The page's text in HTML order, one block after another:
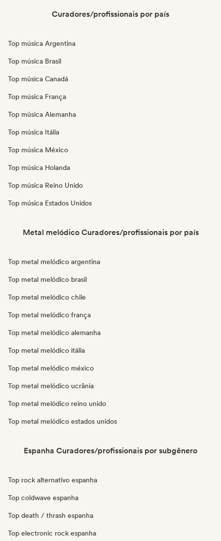
Curadores/profissionais por país
Top música Argentina
Top música Brasil
Top música Canadá
Top música França
Top música Alemanha
Top música Itália
Top música México
Top música Holanda
Top música Reino Unido
Top música Estados Unidos
Metal melódico Curadores/profissionais por país
Top metal melódico argentina
Top metal melódico brasil
Top metal melódico chile
Top metal melódico frança
Top metal melódico alemanha
Top metal melódico itália
Top metal melódico méxico
Top metal melódico ucrânia
Top metal melódico reino unido
Top metal melódico estados unidos
Espanha Curadores/profissionais por subgênero
Top rock alternativo espanha
Top coldwave espanha
Top death / thrash espanha
Top electronic rock espanha